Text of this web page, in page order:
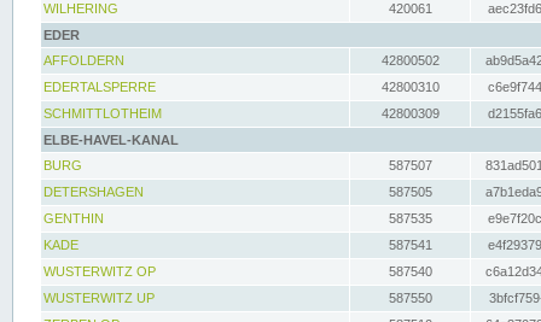
WILHERING
420061
EDER
AFFOLDERN
42800502
EDERTALSPERRE
42800310
SCHMITTLOTHEIM
42800309
ELBE-HAVEL-KANAL
BURG
587507
DETERSHAGEN
587505
GENTHIN
587535
KADE
587541
WUSTERWITZ OP
587540
WUSTERWITZ UP
587550